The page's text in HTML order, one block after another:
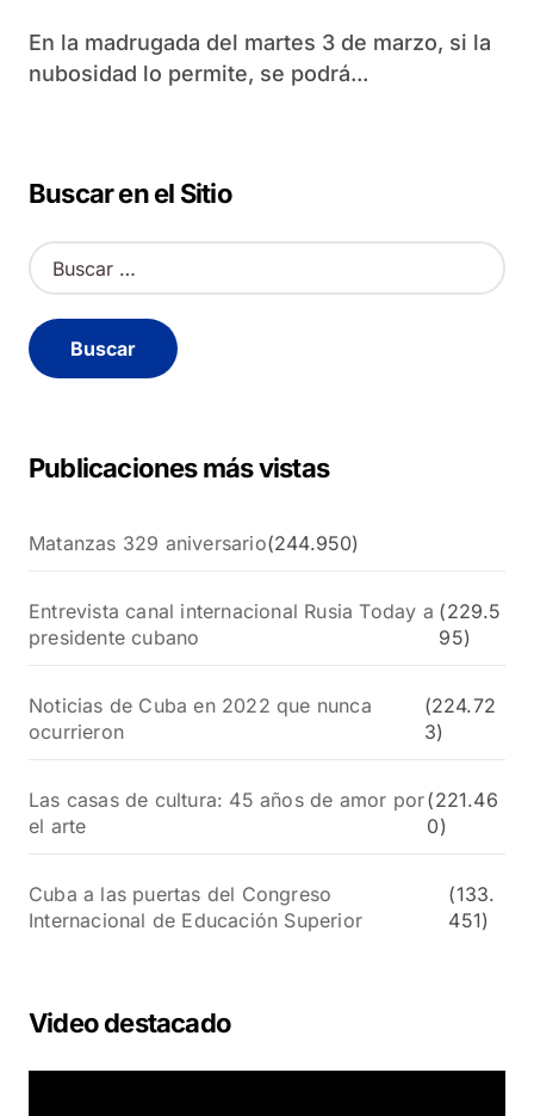
En la madrugada del martes 3 de marzo, si la
nubosidad lo permite, se podrá...
Buscar en el Sitio
B
u
c
a
Publicaciones más vistas
Matanzas 329 aniversario(244.950)
Entrevista canal internacional Rusia Today a
presidente cubano
(229.5
95)
Noticias de Cuba en 2022 que nunca
ocurrieron
(224.72
3)
Las casas de cultura: 45 años de amor por
el arte
(221.46
0)
Cuba a las puertas del Congreso
Internacional de Educación Superior
(133.
451)
Video destacado